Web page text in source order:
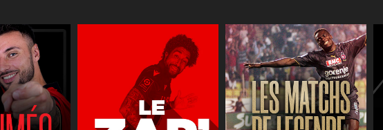
Buts Réactions JT des jeunes